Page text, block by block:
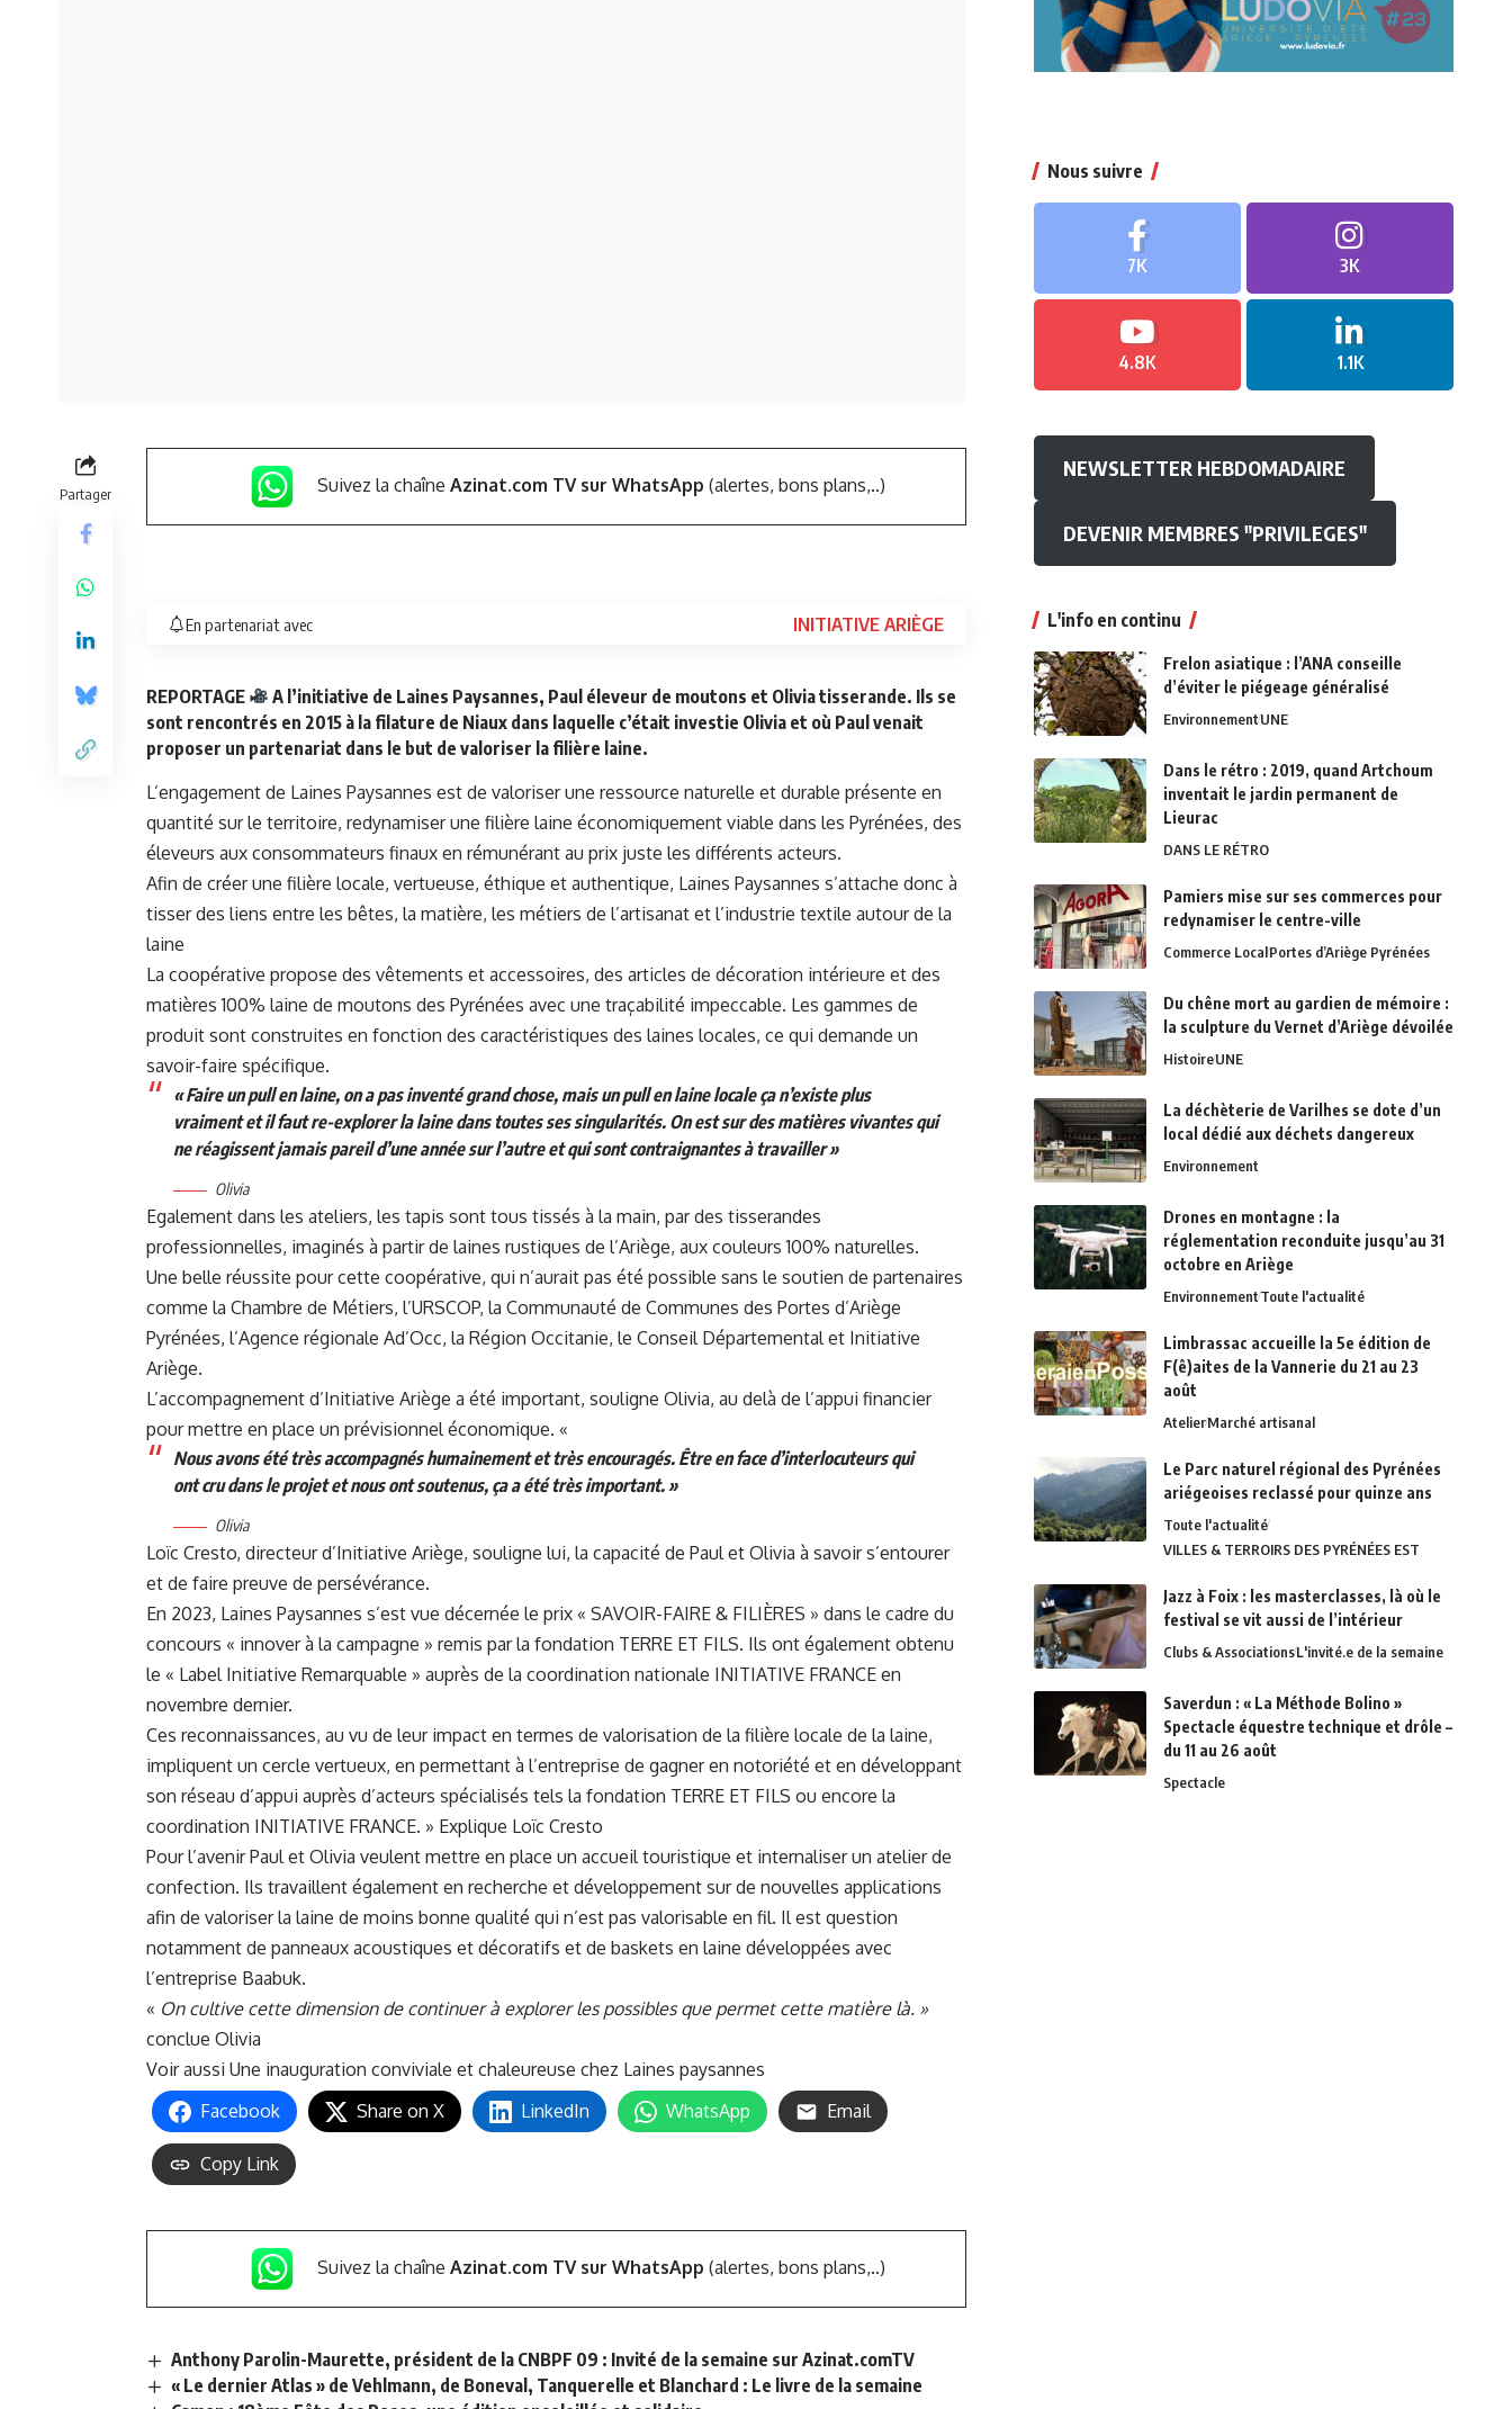
Partager Suivez la chaîne Azinat.com TV sur WhatsApp (alertes, bons plans,..)
En partenariat avec INITIATIVE ARIÈGE
REPORTAGE
A l’initiative de Laines Paysannes, Paul éleveur de moutons et Olivia tisserande. Ils se
sont rencontrés en 2015 à la filature de Niaux dans laquelle c’était investie Olivia et où Paul venait
proposer un partenariat dans le but de valoriser la filière laine.
L’engagement de Laines Paysannes est de valoriser une ressource naturelle et durable présente en
quantité sur le territoire, redynamiser une filière laine économiquement viable dans les Pyrénées, des
éleveurs aux consommateurs finaux en rémunérant au prix juste les différents acteurs.
Afin de créer une filière locale, vertueuse, éthique et authentique, Laines Paysannes s’attache donc à
tisser des liens entre les bêtes, la matière, les métiers de l’artisanat et l’industrie textile autour de la
laine
La coopérative propose des vêtements et accessoires, des articles de décoration intérieure et des
matières 100% laine de moutons des Pyrénées avec une traçabilité impeccable. Les gammes de
produit sont construites en fonction des caractéristiques des laines locales, ce qui demande un
savoir-faire spécifique.
« Faire un pull en laine, on a pas inventé grand chose, mais un pull en laine locale ça n’existe plus
vraiment et il faut re-explorer la laine dans toutes ses singularités. On est sur des matières vivantes qui
ne réagissent jamais pareil d’une année sur l’autre et qui sont contraignantes à travailler »
Olivia
Egalement dans les ateliers, les tapis sont tous tissés à la main, par des tisserandes
professionnelles, imaginés à partir de laines rustiques de l’Ariège, aux couleurs 100% naturelles.
Une belle réussite pour cette coopérative, qui n’aurait pas été possible sans le soutien de partenaires
comme la Chambre de Métiers, l’URSCOP, la Communauté de Communes des Portes d’Ariège
Pyrénées, l’Agence régionale Ad’Occ, la Région Occitanie, le Conseil Départemental et Initiative
Ariège.
L’accompagnement d’Initiative Ariège a été important, souligne Olivia, au delà de l’appui financier
pour mettre en place un prévisionnel économique. «
Nous avons été très accompagnés humainement et très encouragés. Être en face d’interlocuteurs qui
ont cru dans le projet et nous ont soutenus, ça a été très important. »
Olivia
Loïc Cresto, directeur d’Initiative Ariège, souligne lui, la capacité de Paul et Olivia à savoir s’entourer
et de faire preuve de persévérance.
En 2023, Laines Paysannes s’est vue décernée le prix « SAVOIR-FAIRE & FILIÈRES » dans le cadre du
concours « innover à la campagne » remis par la fondation TERRE ET FILS. Ils ont également obtenu
le « Label Initiative Remarquable » auprès de la coordination nationale INITIATIVE FRANCE en
novembre dernier.
Ces reconnaissances, au vu de leur impact en termes de valorisation de la filière locale de la laine,
impliquent un cercle vertueux, en permettant à l’entreprise de gagner en notoriété et en développant
son réseau d’appui auprès d’acteurs spécialisés tels la fondation TERRE ET FILS ou encore la
coordination INITIATIVE FRANCE. » Explique Loïc Cresto
Pour l’avenir Paul et Olivia veulent mettre en place un accueil touristique et internaliser un atelier de
confection. Ils travaillent également en recherche et développement sur de nouvelles applications
afin de valoriser la laine de moins bonne qualité qui n’est pas valorisable en fil. Il est question
notamment de panneaux acoustiques et décoratifs et de baskets en laine développées avec
l’entreprise Baabuk.
« On cultive cette dimension de continuer à explorer les possibles que permet cette matière là. »
conclue Olivia
Voir aussi Une inauguration conviviale et chaleureuse chez Laines paysannes
Facebook
Share on X LinkedIn WhatsApp Email
Copy Link
Suivez la chaîne Azinat.com TV sur WhatsApp (alertes, bons plans,..)
Anthony Parolin-Maurette, président de la CNBPF 09 : Invité de la semaine sur Azinat.comTV
« Le dernier Atlas » de Vehlmann, de Boneval, Tanquerelle et Blanchard : Le livre de la semaine
Nous suivre
7K 3K
4.8K 1.1K
NEWSLETTER HEBDOMADAIRE
DEVENIR MEMBRES "PRIVILEGES"
L'info en continu
Frelon asiatique : l’ANA conseille
d’éviter le piégeage généralisé
EnvironnementUNE
Dans le rétro : 2019, quand Artchoum
inventait le jardin permanent de
Lieurac
DANS LE RÉTRO
Pamiers mise sur ses commerces pour
redynamiser le centre-ville
Commerce LocalPortes d’Ariège Pyrénées
Du chêne mort au gardien de mémoire :
la sculpture du Vernet d’Ariège dévoilée
HistoireUNE
La déchèterie de Varilhes se dote d’un
local dédié aux déchets dangereux
Environnement
Drones en montagne : la
réglementation reconduite jusqu’au 31
octobre en Ariège
EnvironnementToute l'actualité
Limbrassac accueille la 5e édition de
F(ê)aites de la Vannerie du 21 au 23
août
AtelierMarché artisanal
Le Parc naturel régional des Pyrénées
ariégeoises reclassé pour quinze ans
Toute l'actualité
VILLES & TERROIRS DES PYRÉNÉES EST
Jazz à Foix : les masterclasses, là où le
festival se vit aussi de l’intérieur
Clubs & AssociationsL'invité.e de la semaine
Saverdun : « La Méthode Bolino »
Spectacle équestre technique et drôle –
du 11 au 26 août
Spectacle